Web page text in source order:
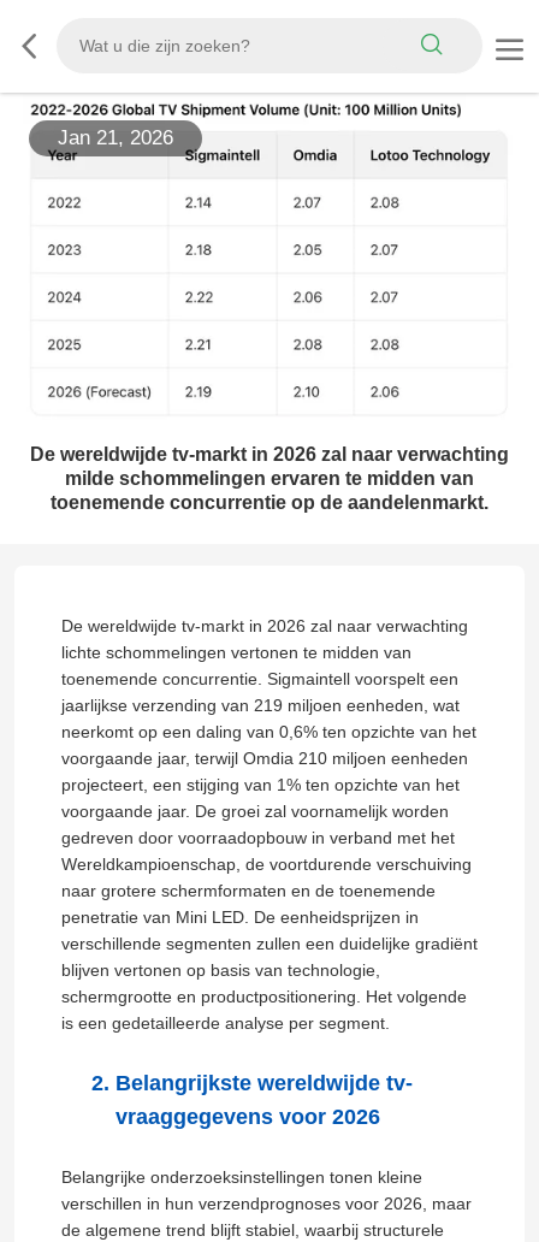
Jan 21, 2026
De wereldwijde tv-markt in 2026 zal naar verwachting
milde schommelingen ervaren te midden van
toenemende concurrentie op de aandelenmarkt.
De wereldwijde tv-markt in 2026 zal naar verwachting
lichte schommelingen vertonen te midden van
toenemende concurrentie. Sigmaintell voorspelt een
jaarlijkse verzending van 219 miljoen eenheden, wat
neerkomt op een daling van 0,6% ten opzichte van het
voorgaande jaar, terwijl Omdia 210 miljoen eenheden
projecteert, een stijging van 1% ten opzichte van het
voorgaande jaar. De groei zal voornamelijk worden
gedreven door voorraadopbouw in verband met het
Wereldkampioenschap, de voortdurende verschuiving
naar grotere schermformaten en de toenemende
penetratie van Mini LED. De eenheidsprijzen in
verschillende segmenten zullen een duidelijke gradiënt
blijven vertonen op basis van technologie,
schermgrootte en productpositionering. Het volgende
is een gedetailleerde analyse per segment.
Belangrijkste wereldwijde tv-
vraaggegevens voor 2026
Belangrijke onderzoeksinstellingen tonen kleine
verschillen in hun verzendprognoses voor 2026, maar
de algemene trend blijft stabiel, waarbij structurele